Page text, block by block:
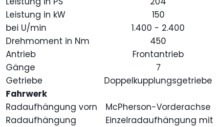
Leistung in kW
150
bei U/min
1.400 - 2.400
Drehmoment in Nm
450
Antrieb
Frontantrieb
Gänge
7
Getriebe
Doppelkupplungsgetriebe
Fahrwerk
Radaufhängung vorn
McPherson-Vorderachse
Radaufhängung
Einzelradaufhängung mit